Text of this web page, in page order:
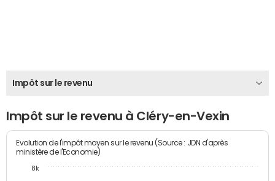
Impôt sur le revenu
Impôt sur le revenu à Cléry-en-Vexin
Evolution de l'impôt moyen sur le revenu (Source : JDN d'après
ministère de l'Economie)
8k